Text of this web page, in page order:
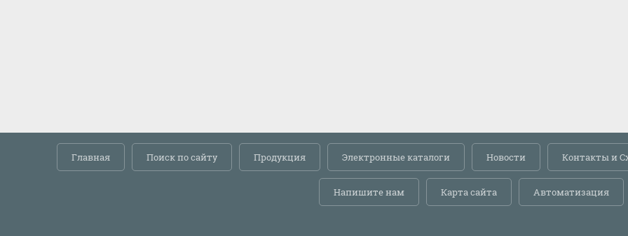
Главная Поиск по сайту Продукция Электронные каталоги Новости Контакты и
Напишите нам Карта сайта Автоматизация